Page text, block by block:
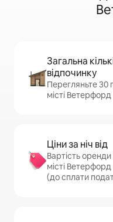
Загальна
відпочинку
Перегляньте 30
місті Ветерфорд
Ціни за ніч від
Вартість
місті Ветерфорд
(до сплати